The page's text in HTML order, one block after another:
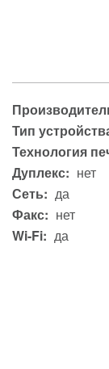
Тип
Технология
Дуплекс: нет
Сеть: да
Факс: нет
Wi-Fi: да